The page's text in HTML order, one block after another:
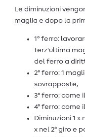
Le diminuzioni
maglia e dopo la
1° ferro:
terz'ultima
del ferro a
2° ferro: 1
sovrapposte,
3° ferro: come
4° ferro: come
Diminuzioni 1 x
x nel 2° giro e